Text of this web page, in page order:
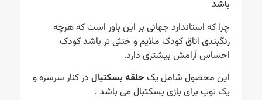
چرا که استاندارد جهانی بر این باور است که هرچه
رنگبندی اتاق کودک ملایم و خنثی تر باشد کودک
احساس آرامش بیشتری دارد.
این محصول شامل یکحلقه بسکتبالدر کنار سرسره و
یک توپ برای بازی بسکتبال می باشد .